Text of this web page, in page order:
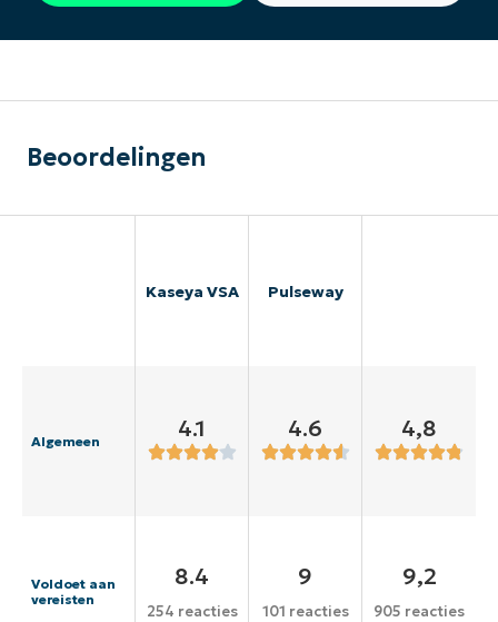
Beoordelingen
Kaseya VSA Pulseway
Algemeen 4.1 4.6 4,8
Voldoet aan
vereisten
8.4
254 reacties
9
101 reacties
9,2
905 reacties